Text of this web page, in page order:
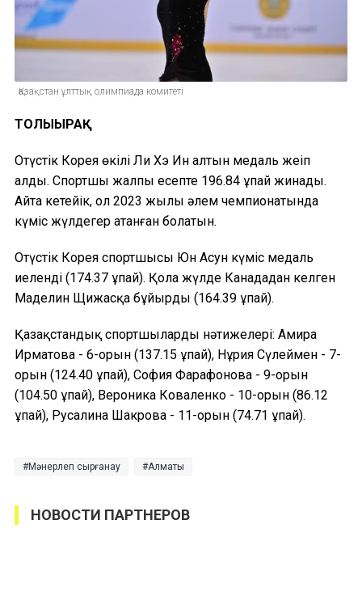
Қазақстан ұлттық олимпиада комитеті
ТОЛЫҒЫРАҚ
Оңтүстік Корея өкілі Ли Хэ Ин алтын медаль жеңіп
алды. Спортшы жалпы есепте 196.84 ұпай жинады.
Айта кетейік, ол 2023 жылы әлем чемпионатында
күміс жүлдегер атанған болатын.
Оңтүстік Корея спортшысы Юн Асун күміс медаль
иеленді (174.37 ұпай). Қола жүлде Канададан келген
Маделин Щижасқа бұйырды (164.39 ұпай).
Қазақстандық спортшылардың нәтижелері: Амира
Ирматова - 6-орын (137.15 ұпай), Нұрия Сүлеймен - 7-
орын (124.40 ұпай), София Фарафонова - 9-орын
(104.50 ұпай), Вероника Коваленко - 10-орын (86.12
ұпай), Русалина Шакрова - 11-орын (74.71 ұпай).
Мәнерлеп сырғанау Алматы
НОВОСТИ ПАРТНЕРОВ